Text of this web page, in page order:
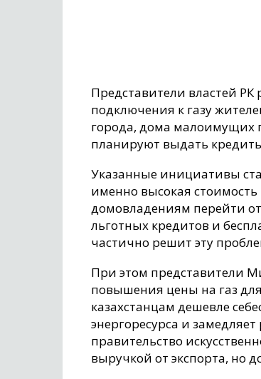
Представители властей РК
подключения к газу
города, дома малоимущих
планируют выдать
Указанные инициативы
именно высокая
домовладениям перейти от
льготных кредитов и
частично решит эту
При этом представители
повышения цены на газ
казахстанцам дешевле
энергоресурса и
правительство
выручкой от экспорта, но